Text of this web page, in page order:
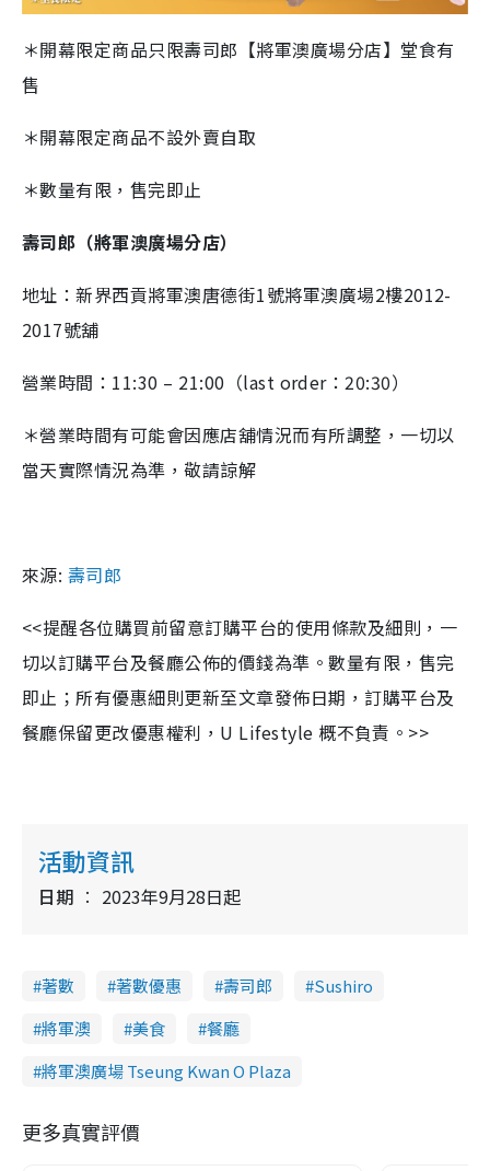
＊開幕限定商品只限壽司郎【將軍澳廣場分店】堂食有
售
＊開幕限定商品不設外賣自取
＊數量有限，售完即止
壽司郎（將軍澳廣場分店）
地址：新界西貢將軍澳唐德街1號將軍澳廣場2樓2012-
2017號舖
營業時間：11:30 – 21:00（last order：20:30）
＊營業時間有可能會因應店舖情況而有所調整，一切以
當天實際情況為準，敬請諒解
來源: 壽司郎
<<提醒各位購買前留意訂購平台的使用條款及細則，一
切以訂購平台及餐廳公佈的價錢為準。數量有限，售完
即止；所有優惠細則更新至文章發佈日期，訂購平台及
餐廳保留更改優惠權利，U Lifestyle 概不負責。>>
活動資訊
日期 2023年9月28日起
著數 著數優惠 壽司郎
Sushiro
將軍澳
美食
餐廳
將軍澳廣場 Tseung Kwan O Plaza
更多真實評價